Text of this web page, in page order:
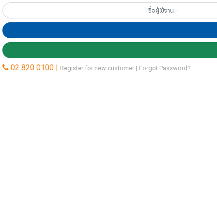
02 820 0100 | Register for new customer | Forgot Password?